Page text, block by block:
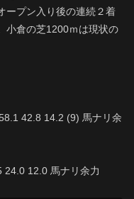
ープン入り後の連続２着
小倉の芝1200ｍは現状の
42.8 14.2 (9) 馬ナリ余
24.0 12.0 馬ナリ余力